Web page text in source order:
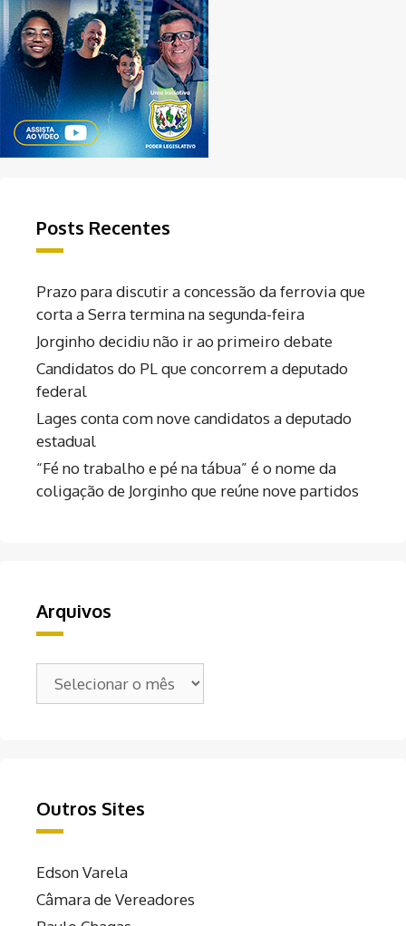
Posts Recentes
Prazo para discutir a concessão da ferrovia que
corta a Serra termina na segunda-feira
Jorginho decidiu não ir ao primeiro debate
Candidatos do PL que concorrem a deputado
federal
Lages conta com nove candidatos a deputado
estadual
“Fé no trabalho e pé na tábua” é o nome da
coligação de Jorginho que reúne nove partidos
Arquivos
Outros Sites
Edson Varela
Câmara de Vereadores